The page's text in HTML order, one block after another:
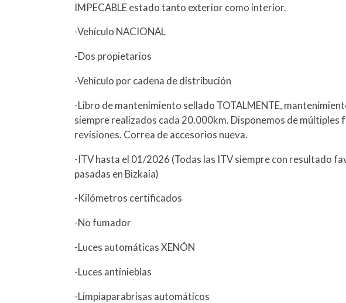
IMPECABLE estado tanto exterior como interior.
-Vehículo NACIONAL
-Dos propietarios
-Vehiculo por cadena de distribución
-Libro de mantenimiento sellado TOTALMENTE,
siempre realizados cada 20.000km. Disponemos de múltiples
revisiones. Correa de accesorios nueva.
-ITV hasta el 01/2026 (Todas las ITV siempre con resultado
pasadas en Bizkaia)
-Kilómetros certificados
-No fumador
-Luces automáticas XENÓN
-Luces antinieblas
-Limpiaparabrisas automáticos